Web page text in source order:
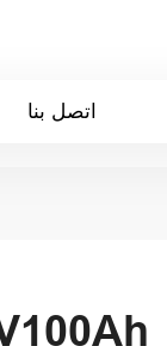
اتصل بنا